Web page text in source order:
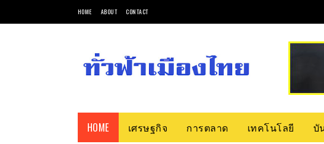
HOME ABOUT CONTACT
HOME เศรษฐกิจ การตลาด เทคโนโลยี บั